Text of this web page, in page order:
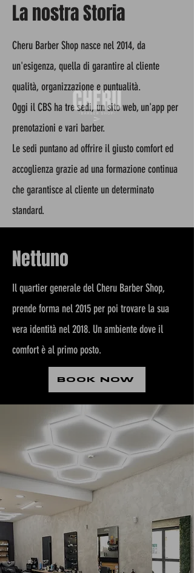
La nostra Storia
Cheru Barber Shop nasce nel 2014, da
un'esigenza, quella di garantire al cliente
qualità, organizzazione e puntualità.
Oggi il CBS ha tre sedi, un sito web, un'app per
prenotazioni e vari barber.
Le sedi puntano ad offrire il giusto comfort ed
accoglienza grazie ad una formazione continua
che garantisce al cliente un determinato
standard.
Nettuno
Il quartier generale del Cheru Barber Shop,
prende forma nel 2015 per poi trovare la sua
vera identità nel 2018. Un ambiente dove il
comfort è al primo posto.
BOOK NOW